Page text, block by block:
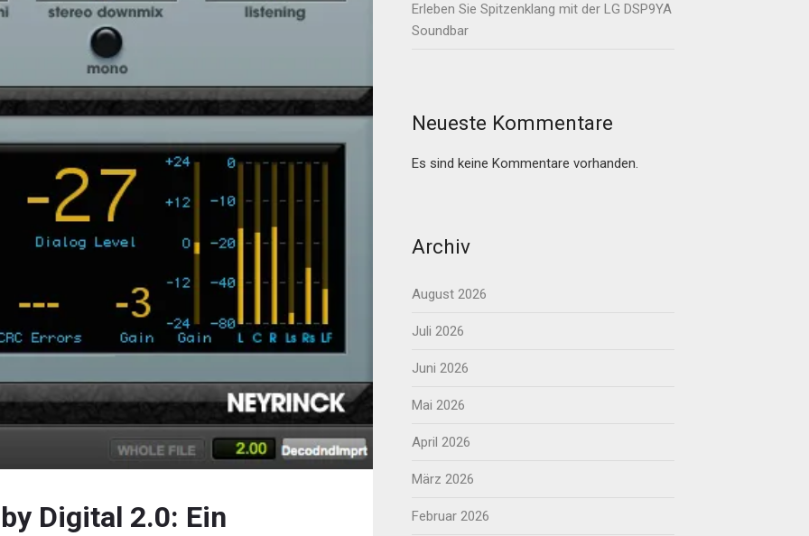
Digital 2.0: Ein
Erleben Sie Spitzenklang mit der LG DSP9YA
Soundbar
Neueste Kommentare
Es sind keine Kommentare vorhanden.
Archiv
August 2026
Juli 2026
Juni 2026
Mai 2026
April 2026
März 2026
Februar 2026